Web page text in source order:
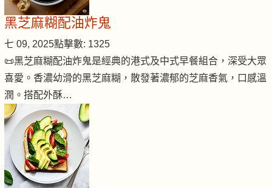
黑芝麻糊配油炸鬼
七 09, 2025點擊數: 1325
📜黑芝麻糊配油炸鬼是經典的港式及中式早餐組合，深受大眾
喜愛。香濃幼滑的黑芝麻糊，散發著濃郁的芝麻香氣，口感溫
潤。搭配外酥…